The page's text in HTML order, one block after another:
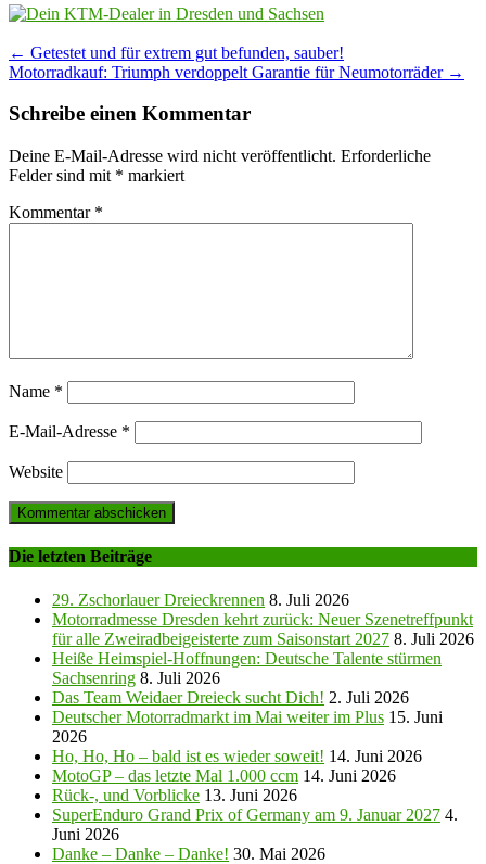
Post
navigation
← Getestet und für extrem gut befunden, sauber!
Motorradkauf: Triumph verdoppelt Garantie für Neumotorräder →
Schreibe einen Kommentar
Deine E-Mail-Adresse wird nicht veröffentlicht. Erforderliche
Felder sind mit * markiert
Kommentar *
Name *
E-Mail-Adresse *
Website
Die letzten Beiträge
29. Zschorlauer Dreieckrennen 8. Juli 2026
Motorradmesse Dresden kehrt zurück: Neuer Szenetreffpunkt
für alle Zweiradbeigeisterte zum Saisonstart 2027 8. Juli 2026
Heiße Heimspiel-Hoffnungen: Deutsche Talente stürmen
Sachsenring 8. Juli 2026
Das Team Weidaer Dreieck sucht Dich! 2. Juli 2026
Deutscher Motorradmarkt im Mai weiter im Plus 15. Juni
2026
Ho, Ho, Ho – bald ist es wieder soweit! 14. Juni 2026
MotoGP – das letzte Mal 1.000 ccm 14. Juni 2026
Rück-, und Vorblicke 13. Juni 2026
SuperEnduro Grand Prix of Germany am 9. Januar 2027 4.
Juni 2026
Danke – Danke – Danke! 30. Mai 2026